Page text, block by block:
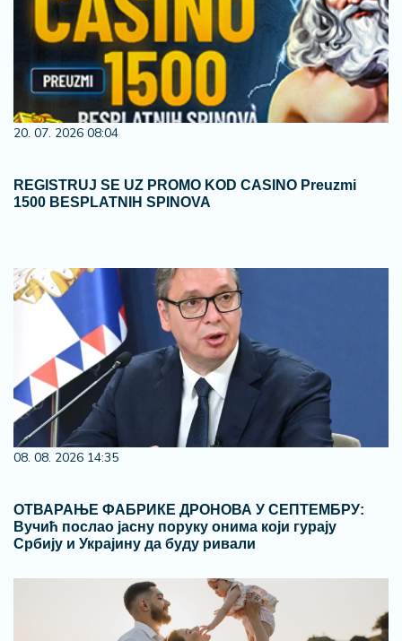
20. 07. 2026 08:04
REGISTRUJ SE UZ PROMO KOD CASINO Preuzmi
1500 BESPLATNIH SPINOVA
08. 08. 2026 14:35
ОТВАРАЊЕ ФАБРИКЕ ДРОНОВА У СЕПТЕМБРУ:
Вучић послао јасну поруку онима који гурају
Србију и Украјину да буду ривали